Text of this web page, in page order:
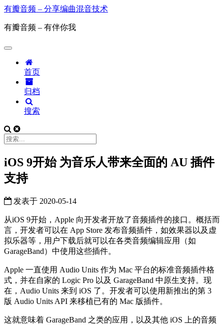
有瓣音频 – 分享编曲混音技术
有瓣音频 – 有伴你我
首页
归档
搜索
iOS 9开始 为音乐人带来全面的 AU 插件
支持
发表于 2020-05-14
从iOS 9开始，Apple 向开发者开放了音频插件的接口。概括而
言，开发者可以在 App Store 发布音频插件，如效果器以及虚
拟乐器等，用户下载后就可以在各类音频编辑应用（如
GarageBand）中使用这些插件。
Apple 一直使用 Audio Units 作为 Mac 平台的标准音频插件格
式，并在自家的 Logic Pro 以及 GarageBand 中原生支持。现
在，Audio Units 来到 iOS 了。开发者可以使用新推出的第 3
版 Audio Units API 来移植已有的 Mac 版插件。
这就意味着 GarageBand 之类的应用，以及其他 iOS 上的音频